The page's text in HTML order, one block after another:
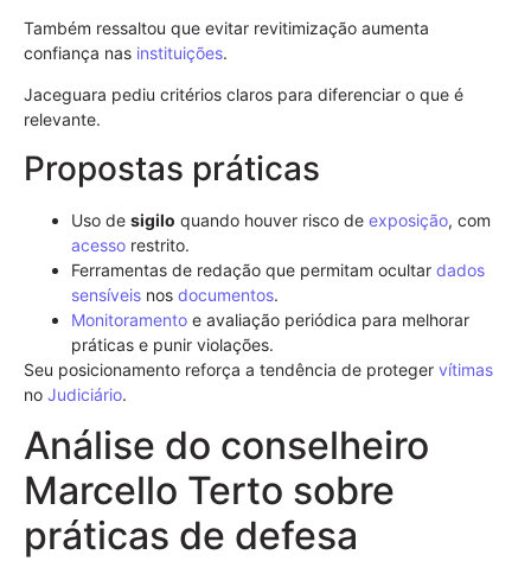
Também ressaltou que evitar revitimização aumenta
confiança nas instituições.
Jaceguara pediu critérios claros para diferenciar o que é
relevante.
Propostas práticas
Uso de sigilo quando houver risco de exposição, com
acesso restrito.
Ferramentas de redação que permitam ocultar dados
sensíveis nos documentos.
Monitoramento e avaliação periódica para melhorar
práticas e punir violações.
Seu posicionamento reforça a tendência de proteger vítimas
no Judiciário.
Análise do conselheiro
Marcello Terto sobre
práticas de defesa